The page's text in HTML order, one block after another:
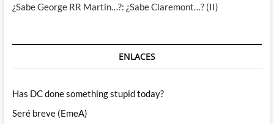
¿Sabe George RR Martin…?: ¿Sabe Claremont…? (II)
ENLACES
Has DC done something stupid today?
Seré breve (EmeA)